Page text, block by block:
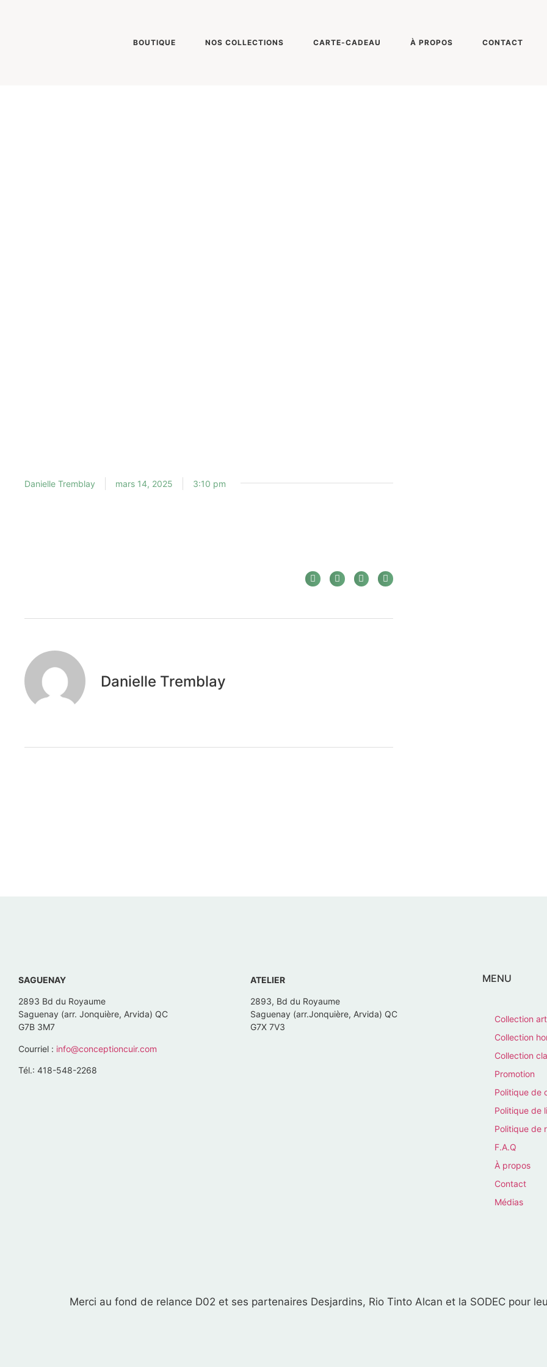
BOUTIQUE NOS COLLECTIONS CARTE-CADEAU À PROPOS CONTACT
Danielle Tremblay mars 14, 2025 3:10 pm
Danielle Tremblay
SAGUENAY
2893 Bd du Royaume
Saguenay (arr. Jonquière, Arvida) QC
G7B 3M7
Courriel : info@conceptioncuir.com
Tél.: 418-548-2268
ATELIER
2893, Bd du Royaume
Saguenay (arr.Jonquière, Arvida) QC
G7X 7V3
MENU
Collection
Collection
Collection
Promotion
Politique de
Politique de
Politique de
F.A.Q
À propos
Contact
Médias
Merci au fond de relance D02 et ses partenaires Desjardins, Rio Tinto Alcan et la SODEC pour